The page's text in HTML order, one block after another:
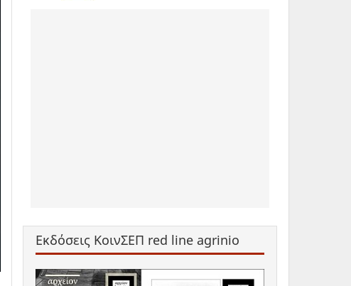
Εκδόσεις ΚοινΣΕΠ red line agrinio